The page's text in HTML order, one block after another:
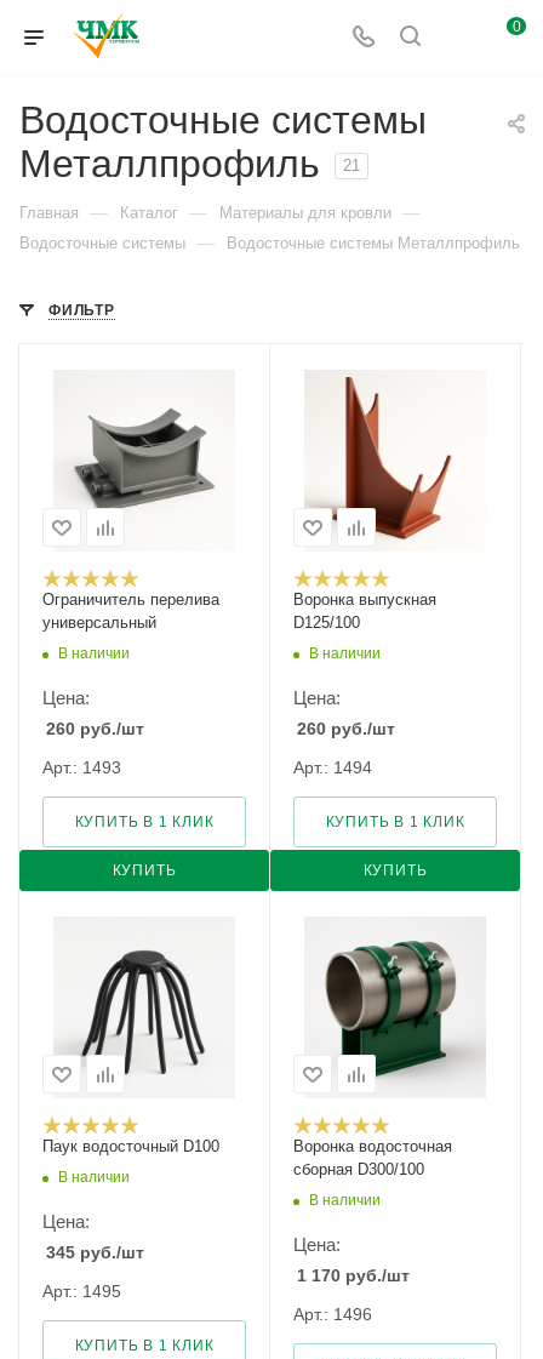
0
Водосточные системы
Металлпрофиль
21
Главная — Каталог — Материалы для кровли —
Водосточные системы — Водосточные системы Металлпрофиль
ФИЛЬТР
Ограничитель перелива
универсальный
В наличии
Цена:
260 руб./шт
Арт.: 1493
КУПИТЬ
КУПИТЬ В 1 КЛИК
Воронка выпускная
D125/100
В наличии
Цена:
260 руб./шт
Арт.: 1494
КУПИТЬ
КУПИТЬ В 1 КЛИК
Паук водосточный D100
В наличии
Цена:
345 руб./шт
Арт.: 1495
КУПИТЬ В 1 КЛИК
Воронка водосточная
сборная D300/100
В наличии
Цена:
1 170 руб./шт
Арт.: 1496